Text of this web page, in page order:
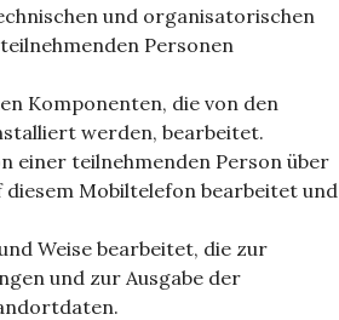
und organisatorischen
Personen
Komponenten, die von den
werden, bearbeitet.
einer teilnehmenden Person über
diesem Mobiltelefon bearbeitet und
Weise bearbeitet, die zur
und zur Ausgabe der